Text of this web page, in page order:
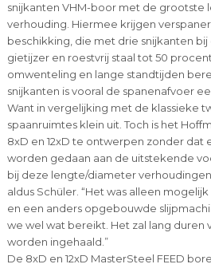
snijkanten VHM-boor met de grootste
verhouding. Hiermee krijgen
beschikking, die met drie snijkanten bij
gietijzer en roestvrij staal tot 50
omwenteling en lange standtijden
snijkanten is vooral de spanenafvoer
Want in vergelijking met de klassieke
spaanruimtes klein uit. Toch is het
8xD en 12xD te ontwerpen zonder dat
worden gedaan aan de uitstekende
bij deze lengte/diameter
aldus Schüler. “Het was alleen
en een anders opgebouwde
we wel wat bereikt. Het zal lang duren
worden ingehaald.”
De 8xD en 12xD MasterSteel FEED